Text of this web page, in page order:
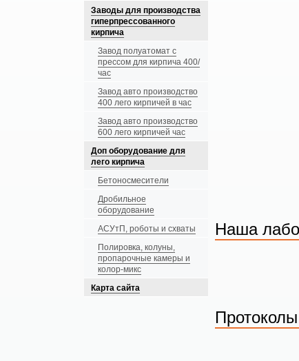
Заводы для производства
гиперпрессованного
кирпича
Завод полуатомат с
прессом для кирпича 400/
час
Завод авто производство
400 лего кирпичей в час
Завод авто производство
600 лего кирпичей час
Доп оборудование для
лего кирпича
Бетоносмесители
Дробильное
оборудование
АСУтП, роботы и схваты
Полировка, колуны,
пропарочные камеры и
колор-микс
Карта сайта
Наша